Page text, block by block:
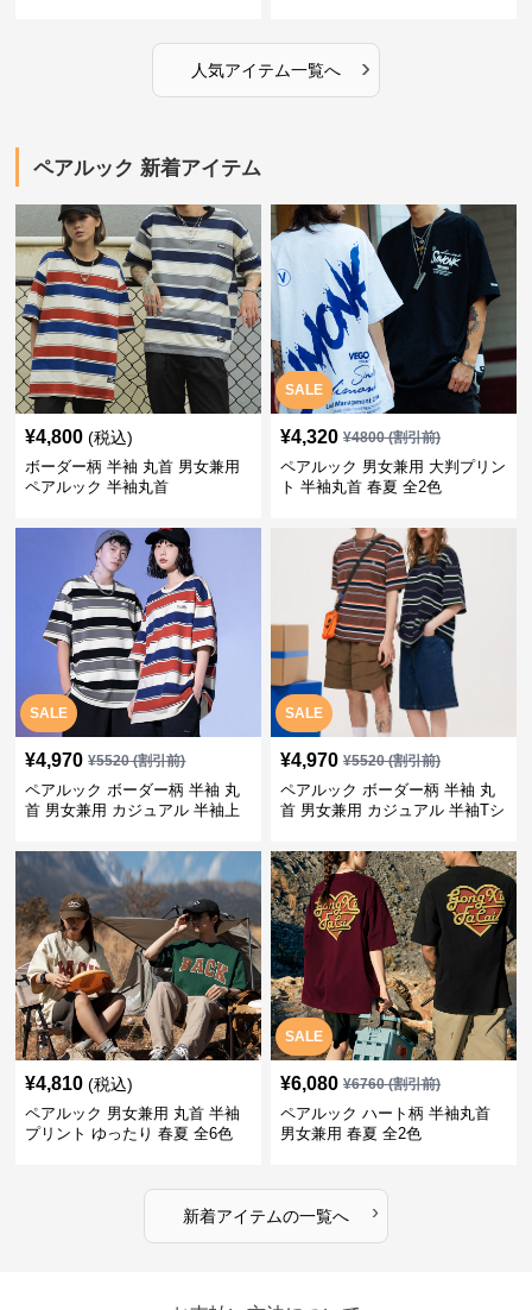
人気アイテム一覧へ ›
ペアルック 新着アイテム
¥4,800 (税込)
ボーダー柄 半袖 丸首 男女兼用
ペアルック 半袖丸首
SALE
¥4,320 ¥4800(割引前)
ペアルック 男女兼用 大判プリン
ト 半袖丸首 春夏 全2色
SALE
¥4,970 ¥5520(割引前)
ペアルック ボーダー柄 半袖 丸
首 男女兼用 カジュアル 半袖上
SALE
¥4,970 ¥5520(割引前)
ペアルック ボーダー柄 半袖 丸
首 男女兼用 カジュアル 半袖Tシ
¥4,810 (税込)
ペアルック 男女兼用 丸首 半袖
プリント ゆったり 春夏 全6色
SALE
¥6,080 ¥6760(割引前)
ペアルック ハート柄 半袖丸首
男女兼用 春夏 全2色
新着アイテムの一覧へ ›